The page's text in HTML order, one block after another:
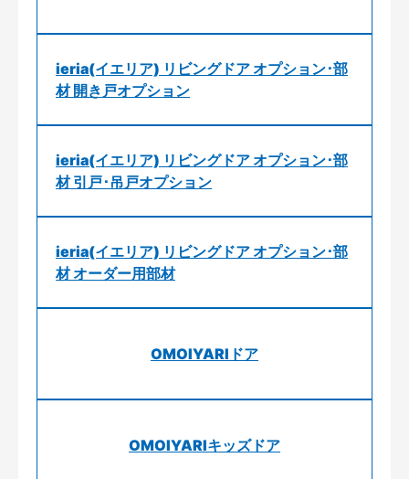
ieria(イエリア) リビングドア オプション･部
材 開き戸オプション
ieria(イエリア) リビングドア オプション･部
材 引戸･吊戸オプション
ieria(イエリア) リビングドア オプション･部
材 オーダー用部材
OMOIYARIドア
OMOIYARIキッズドア